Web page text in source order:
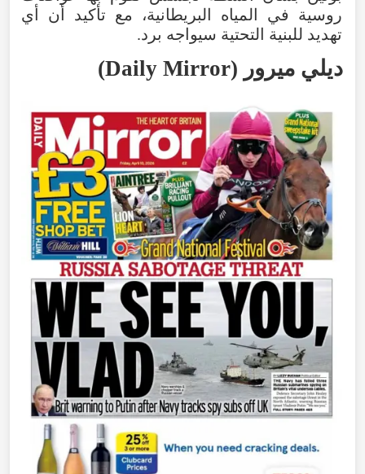
روسية
في المياه البريطانية، مع تأكيد أن
أي
تهديد للبنية التحتية سيواجه برد.
ديلي ميرور (
Daily Mirror
)